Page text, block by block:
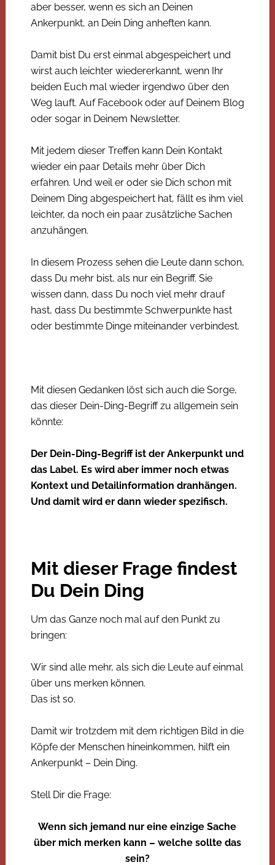
aber besser, wenn es sich an Deinen
Ankerpunkt, an Dein Ding anheften kann.
Damit bist Du erst einmal abgespeichert und
wirst auch leichter wiedererkannt, wenn Ihr
beiden Euch mal wieder irgendwo über den
Weg lauft. Auf Facebook oder auf Deinem Blog
oder sogar in Deinem Newsletter.
Mit jedem dieser Treffen kann Dein Kontakt
wieder ein paar Details mehr über Dich
erfahren. Und weil er oder sie Dich schon mit
Deinem Ding abgespeichert hat, fällt es ihm viel
leichter, da noch ein paar zusätzliche Sachen
anzuhängen.
In diesem Prozess sehen die Leute dann schon,
dass Du mehr bist, als nur ein Begriff. Sie
wissen dann, dass Du noch viel mehr drauf
hast, dass Du bestimmte Schwerpunkte hast
oder bestimmte Dinge miteinander verbindest.
Mit diesen Gedanken löst sich auch die Sorge,
das dieser Dein-Ding-Begriff zu allgemein sein
könnte:
Der Dein-Ding-Begriff ist der Ankerpunkt und
das Label. Es wird aber immer noch etwas
Kontext und Detailinformation dranhängen.
Und damit wird er dann wieder spezifisch.
Mit dieser Frage findest
Du Dein Ding
Um das Ganze noch mal auf den Punkt zu
bringen:
Wir sind alle mehr, als sich die Leute auf einmal
über uns merken können.
Das ist so.
Damit wir trotzdem mit dem richtigen Bild in die
Köpfe der Menschen hineinkommen, hilft ein
Ankerpunkt – Dein Ding.
Stell Dir die Frage:
Wenn sich jemand nur eine einzige Sache
über mich merken kann – welche sollte das
sein?